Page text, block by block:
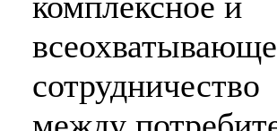
сотрудничество